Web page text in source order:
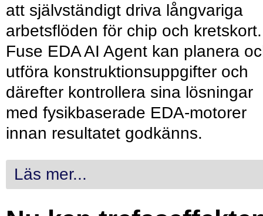
att självständigt driva långvariga
arbetsflöden för chip och kretskort.
Fuse EDA AI Agent kan planera
utföra konstruktionsuppgifter och
därefter kontrollera sina lösningar
med fysikbaserade EDA-motorer
innan resultatet godkänns.
Läs mer...